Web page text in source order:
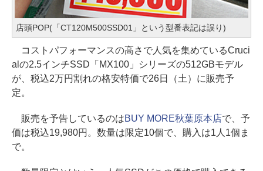
店頭POP(「CT120M500SSD01」という型番表記は誤り)
コストパフォーマンスの高さで人気を集めているCruci
alの2.5インチSSD「MX100」シリーズの512GBモデル
が、税込2万円割れの格安特価で26日（土）に販売予
定。
販売を予告しているのはBUY MORE秋葉原本店で、予
価は税込19,980円。数量は限定10個で、購入は1人1個ま
で。